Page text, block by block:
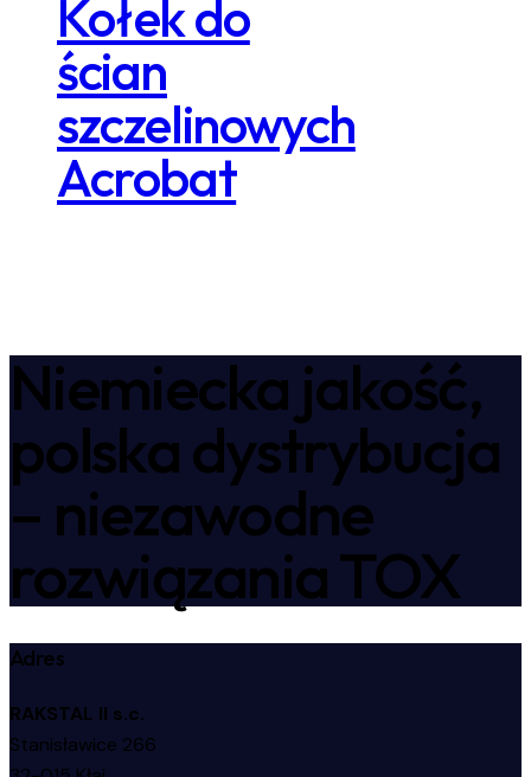
Kołek do
ścian
szczelinowych
Acrobat
Niemiecka jakość,
polska dystrybucja
– niezawodne
rozwiązania TOX
Adres
RAKSTAL II s.c.
Stanisławice 266